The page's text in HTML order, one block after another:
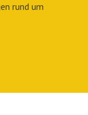
rund um